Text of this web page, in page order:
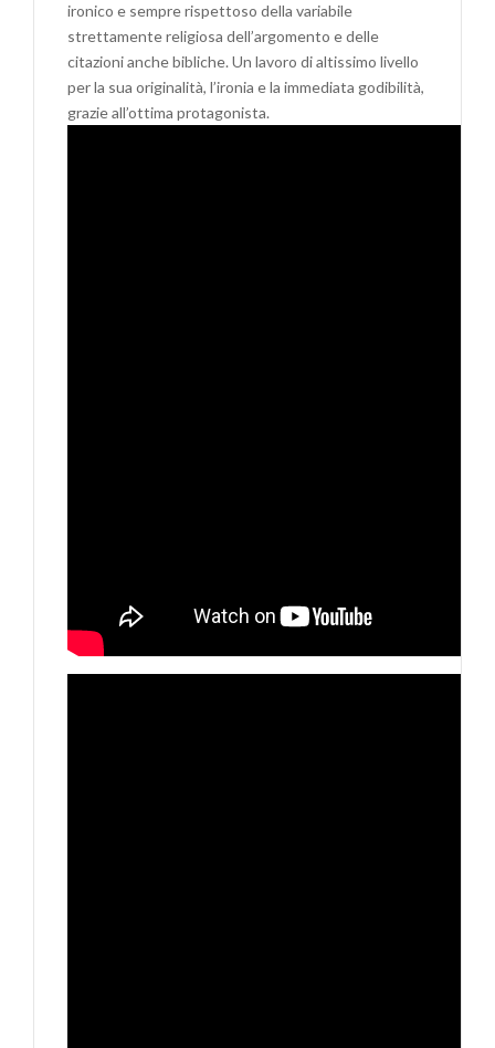
ironico e sempre rispettoso della variabile
strettamente religiosa dell’argomento e delle
citazioni anche bibliche. Un lavoro di altissimo livello
per la sua originalità, l’ironia e la immediata godibilità,
grazie all’ottima protagonista.